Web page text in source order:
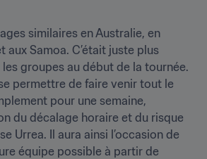
similaires en Australie, en
aux Samoa. C’était juste plus
groupes au début de la tournée.
permettre de faire venir tout le
pour une semaine,
du décalage horaire et du risque
Urrea. Il aura ainsi l’occasion de
équipe possible à partir de